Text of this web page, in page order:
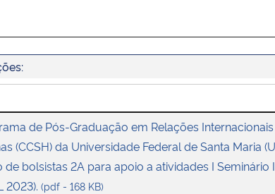
de Pós-Graduação em Relações
(CCSH) da Universidade Federal de Santa Maria
de bolsistas 2A para apoio a atividades I
2023). (pdf - 168 KB)